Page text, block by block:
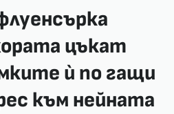
цъкат
ѝ по гащи
към нейната